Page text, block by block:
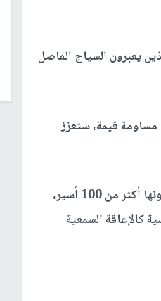
يعبرون السياج الفاصل
قيمة، ستعزز
وأعلنت هيئة شؤون الأسرى والمحررين أن سلطات الاحتلال الإسرائيلي تعتقل في سجونها أكثر من 100 أسير،
كالإعاقة السمعية